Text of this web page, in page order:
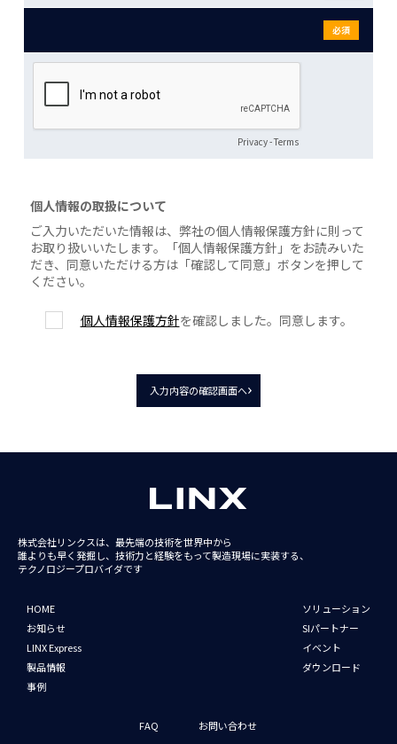
必須
Privacy-Terms
個人情報の取扱について
ご入力いただいた情報は、弊社の個人情報保護方針に則って
お取り扱いいたします。「個人情報保護方針」をお読みいた
だき、同意いただける方は「確認して同意」ボタンを押して
ください。
個人情報保護方針を確認しました。同意します。
入力内容の確認画面へ
株式会社リンクスは、最先端の技術を世界中から
誰よりも早く発掘し、技術力と経験をもって製造現場に実装する、
テクノロジープロバイダです
HOME
お知らせ
LINX Express
製品情報
事例
ソリューション
SIパートナー
イベント
ダウンロード
FAQ お問い合わせ